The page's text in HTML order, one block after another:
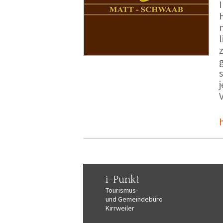
i-Punkt
Tourismus-
und Gemeindebüro
Kirrweiler